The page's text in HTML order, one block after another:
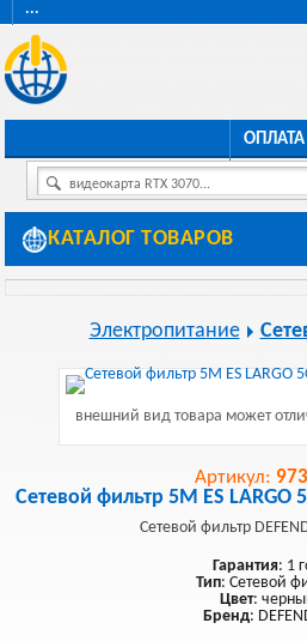
···
видеокарта RTX 3070...
КАТАЛОГ ТОВАРОВ
Электропитание
внешний вид товара может
Артикул:
Сетевой фильтр 5M ES LARGO
Сетевой фильтр
Гарантия: 1
Тип: Сетевой
Цвет:
Бренд: